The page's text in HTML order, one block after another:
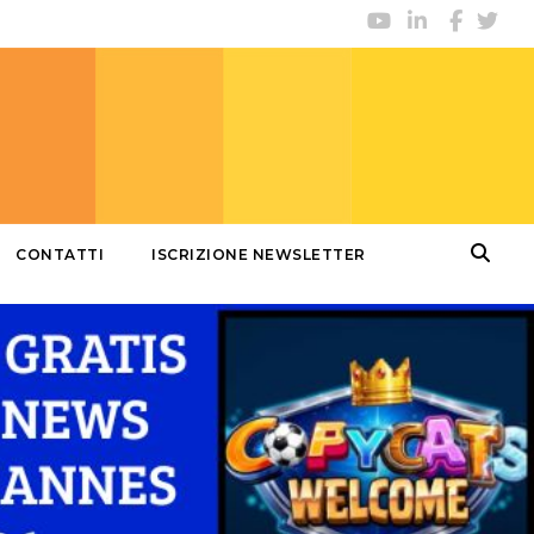
CONTATTI ISCRIZIONE NEWSLETTER